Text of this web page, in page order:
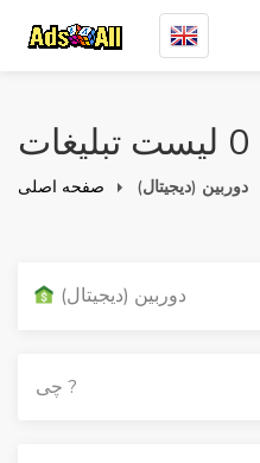
صفحه اصلی دوربین (دیجیتال)
دوربین (دیجیتال)